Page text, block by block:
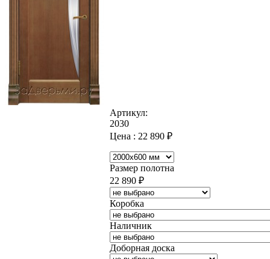
Артикул:
2030
Цена : 22 890 ₽
Размер полотна
22 890 ₽
Коробка
Наличник
Доборная доска